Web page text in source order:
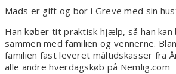
Mads er gift og bor i Greve med sin
Han køber tit praktisk hjælp, så han
sammen med familien og vennerne.
familien fast leveret måltidskasser fra
alle andre hverdagskøb på Nemlig.com